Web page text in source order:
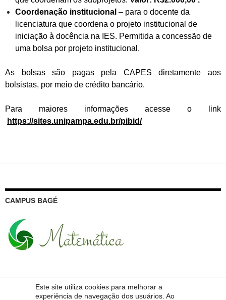
Este site utiliza cookies para melhorar a
experiência de navegação dos usuários. Ao
Coordenação institucional – para o docente da
licenciatura que coordena o projeto institucional de
iniciação à docência na IES. Permitida a concessão de
uma bolsa por projeto institucional.
As bolsas são pagas pela CAPES diretamente aos
bolsistas, por meio de crédito bancário.
Para maiores informações acesse o link
https://sites.unipampa.edu.br/pibid/
CAMPUS BAGÉ
PESQUISA NO SITE DO CURSO